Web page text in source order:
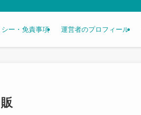
ー・免責事項 運営者のプロフィール